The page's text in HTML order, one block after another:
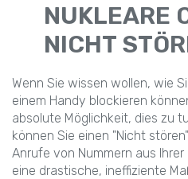
NUKLEARE
NICHT
Wenn Sie wissen wollen, wie
einem Handy blockieren
absolute Möglichkeit, dies zu
können Sie einen "Nicht
Anrufe von Nummern aus
eine drastische, ineffiziente